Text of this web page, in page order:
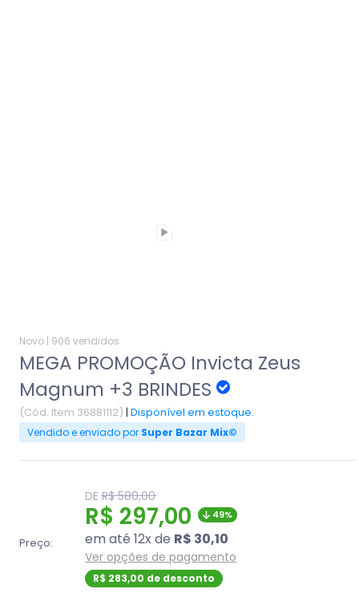
Novo | 906 vendidos
MEGA PROMOÇÃO Invicta Zeus
Magnum +3 BRINDES
(Cód. Item 36881112) | Disponível em estoque.
Vendido e enviado por Super Bazar Mix©
Preço:
DETranslation
missing:
pt-
BR.product.general.regular_price
R$ 580,00
Translation
missing:
pt-
R$ 297,00 49%
em até 12x de R$ 30,10
Ver opções de pagamento
R$ 283,00 de desconto